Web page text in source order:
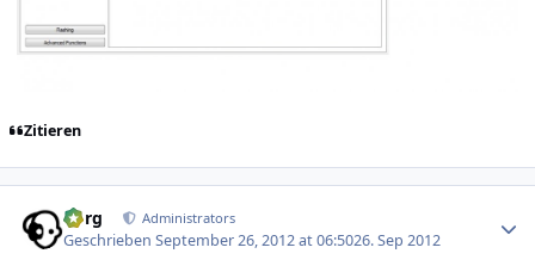
Zitieren
borg Administrators
GeschriebenSeptember 26, 2012 at 06:5026. Sep 2012